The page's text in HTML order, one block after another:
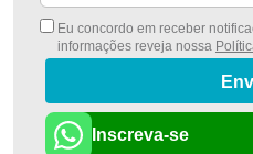
Eu concordo em receber
informações reveja nossa
Inscreva-se